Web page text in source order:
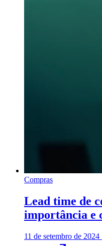
Compras
Lead time de
importância e
11 de setembro de 2024